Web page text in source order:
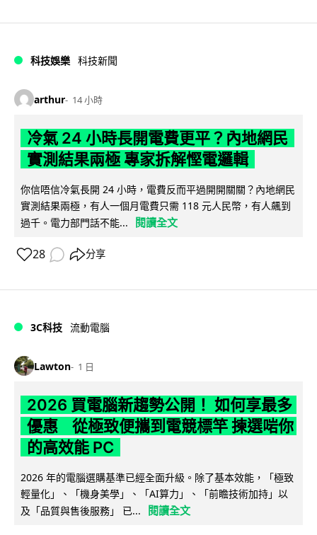
科技娛樂 科技新聞
arthur 14 小時
冷氣 24 小時長開電費更平？內地網民
實測結果兩極 專家拆解慳電邏輯
你信唔信冷氣長開 24 小時，電費反而平過開開關關？內地網民
實測結果兩極，有人一個月電費只需 118 元人民幣，有人飆到
過千。電力部門話不能...
閱讀全文
28 分享
3C科技 流動電腦
Lawton 1 日
2026 買電腦新趨勢公開！ 如何享最多
優惠 從極致便攜到電競標竿 揀選啱你
的高效能 PC
2026 年的電腦選購基準已經全面升級。除了基本效能，「極致
輕量化」、「機身美學」、「AI算力」、「前瞻技術加持」以
及「品質與售後服務」 已...
閱讀全文